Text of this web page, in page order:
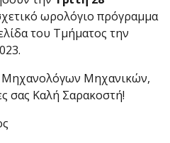
ωρολόγιο πρόγραμμα
του Τμήματος την
Μηχανολόγων Μηχανικών,
σας Καλή Σαρακοστή!